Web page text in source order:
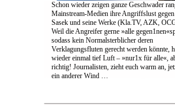
Schon wieder zeigen ganze Geschwader
Mainstream-Medien ihre Angriffslust
Sasek und seine Werke (Kla.TV, AZK,
Weil die Angreifer gerne »alle
sodass kein Normalsterblicher deren
Verklagungsfluten gerecht werden könnte,
wieder einmal tief Luft – »nur1x für alle«,
richtig! Journalisten, zieht euch warm an,
ein anderer Wind …